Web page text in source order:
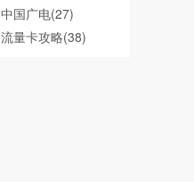
中国广电(27)
流量卡攻略(38)